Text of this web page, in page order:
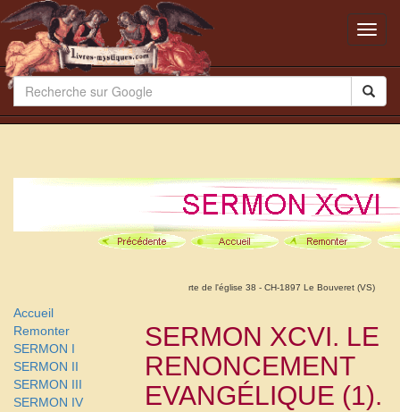
rte de l'église 38 - CH-1897 Le Bouveret (VS)
Accueil
Remonter
SERMON I
SERMON II
SERMON III
SERMON IV
SERMON XCVI. LE
RENONCEMENT
EVANGÉLIQUE (1).